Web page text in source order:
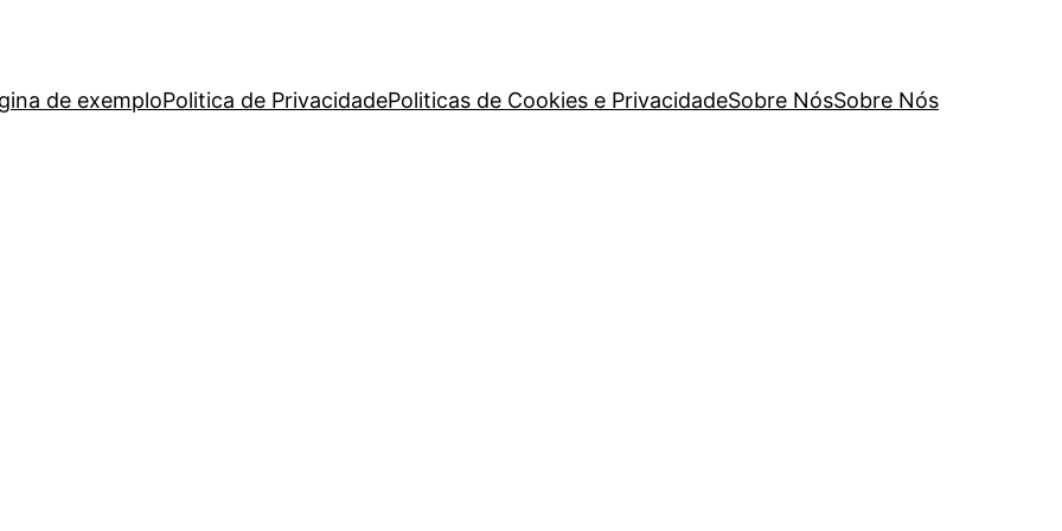
de exemploPolitica de PrivacidadePoliticas de Cookies e PrivacidadeSobre NósSobre Nós